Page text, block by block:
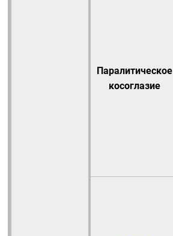
Паралитическое
косоглазие